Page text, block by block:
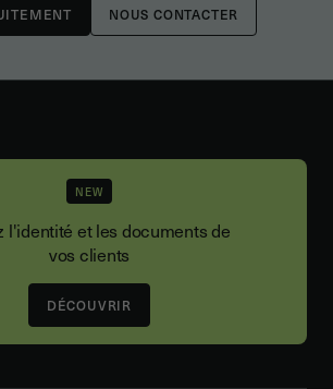
NOUS CONTACTER
NEW
l'identité et les documents de
vos clients
DÉCOUVRIR